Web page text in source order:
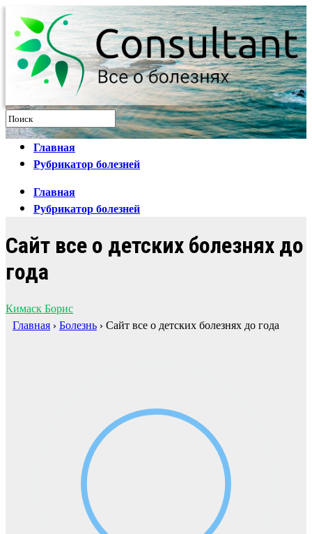
Главная
Рубрикатор болезней
Главная
Рубрикатор болезней
Сайт все о детских болезнях до
года
Кимаск Борис
Главная › Болезнь › Сайт все о детских болезнях до года